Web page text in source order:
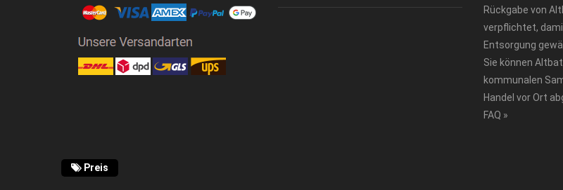
Rückgabe von
verpflichtet,
Entsorgung
Sie können
kommunalen
Handel vor Ort
FAQ »
Preis